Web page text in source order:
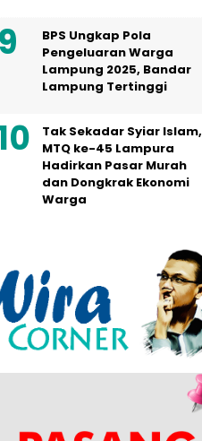
BPS Ungkap Pola
Pengeluaran Warga
Lampung 2025, Bandar
Lampung Tertinggi
Tak Sekadar Syiar Islam,
MTQ ke-45 Lampura
Hadirkan Pasar Murah
dan Dongkrak Ekonomi
Warga